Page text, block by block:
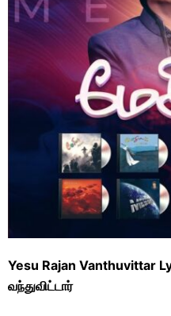
Yesu Rajan Vanthuvittar
வந்துவிட்டார்